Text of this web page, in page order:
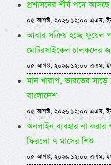
প্রশাসনের শীর্ষ পদে
০৫ আগস্ট, ২০২৬ ১২:০০ এএম,
আবার সক্রিয় হচ্ছে ফুয়েল
মোটরসাইকেল চালকদের
০৫ আগস্ট, ২০২৬ ১২:০০ এএম,
মান খারাপ, ভারতের
বাংলাদেশ
০৫ আগস্ট, ২০২৬ ১২:০০ এএম,
অনলাইন ব্যবহার না করার
ফিরলো ৭ মাসের শিশু
০৫ আগস্ট, ২০২৬ ১২:০০ এএম,